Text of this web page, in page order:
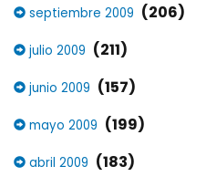
septiembre 2009 (206)
julio 2009 (211)
junio 2009 (157)
mayo 2009 (199)
abril 2009 (183)